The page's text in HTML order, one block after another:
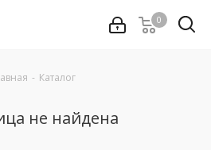
0
- Каталог
не найдена